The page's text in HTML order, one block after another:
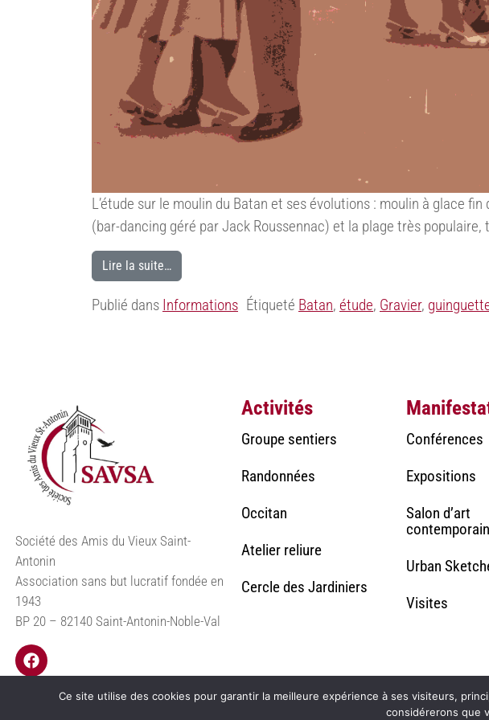
L’étude sur le moulin du Batan et ses évolutions : moulin à glace
(bar-dancing géré par Jack Roussennac) et la plage très populaire,
Lire la suite…
Publié dans Informations Étiqueté Batan, étude, Gravier,
Société des Amis du Vieux Saint-
Antonin
Association sans but lucratif fondée en
1943
BP 20 – 82140 Saint-Antonin-Noble-Val
Activités
Groupe sentiers
Randonnées
Occitan
Atelier reliure
Cercle des Jardiniers
Conférences
Expositions
Salon d’art
contemporain
Urban
Visites
Ce site utilise des cookies pour garantir la meilleure expérience à ses visiteurs,
considérerons que